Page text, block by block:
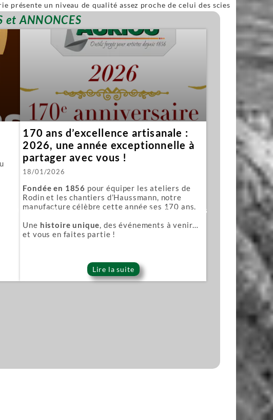
présente un niveau de qualité assez proche de celui des scies
(Onigatana) Lames pour scies japonaises
et ANNONCES
170 ans d’excellence artisanale :
2026, une année exceptionnelle à
partager avec vous !
18/01/2026
Fondée en 1856 pour équiper les ateliers de
Rodin et les chantiers d’Haussmann, notre
manufacture célèbre cette année ses 170 ans.
Une histoire unique, des événements à venir…
et vous en faites partie !
Lire la suite